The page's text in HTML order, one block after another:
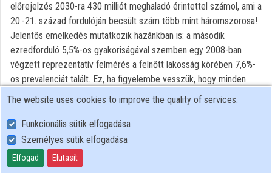
előrejelzés 2030-ra 430 milliót meghaladó érintettel számol, ami a
20.-21. század fordulóján becsült szám több mint háromszorosa!
Jelentős emelkedés mutatkozik hazánkban is: a második
ezredforduló 5,5%-os gyakoriságával szemben egy 2008-ban
végzett reprezentatív felmérés a felnőtt lakosság körében 7,6%-
os prevalenciát talált. Ez, ha figyelembe vesszük, hogy minden
ismert cukorbetegre legalább még egy, már fennálló, de még
felismeretlen betegséget kell számítanunk, valamint, hogy a
cukorbetegség előállapotaiban lévők száma annyi, mint az ismert
és még kórismézetlen betegeké, azt jelenti, hogy 2,2 milliót
meghaladó polgártársunknál állhat fenn diabetes vagy valamely
előállapota. A növekedés különösen a 2-es típusú formát érinti,
The website uses cookies to improve the quality of services.
Funkcionális sütik elfogadása
Személyes sütik elfogadása
Elfogad Elutasít